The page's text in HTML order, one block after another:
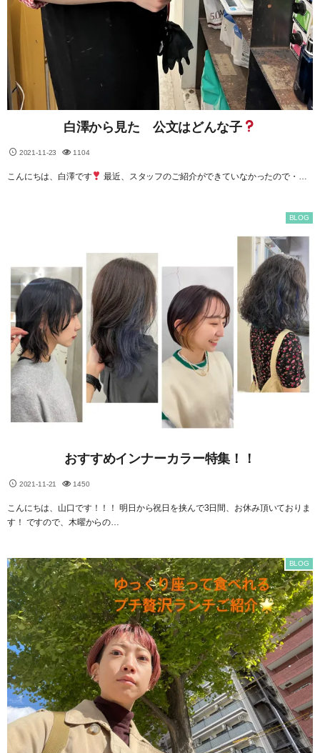
白澤から見た 公文はどんな子
2021-11-23 1104
こんにちは、白澤です 最近、スタッフのご紹介ができていなかったので・…
おすすめインナーカラー特集！！
2021-11-21
BLOG
1450
こんにちは、山口です！！！ 明日から祝日を挟んで3日間、お休み頂いておりま
す！ ですので、木曜からの…
BLOG